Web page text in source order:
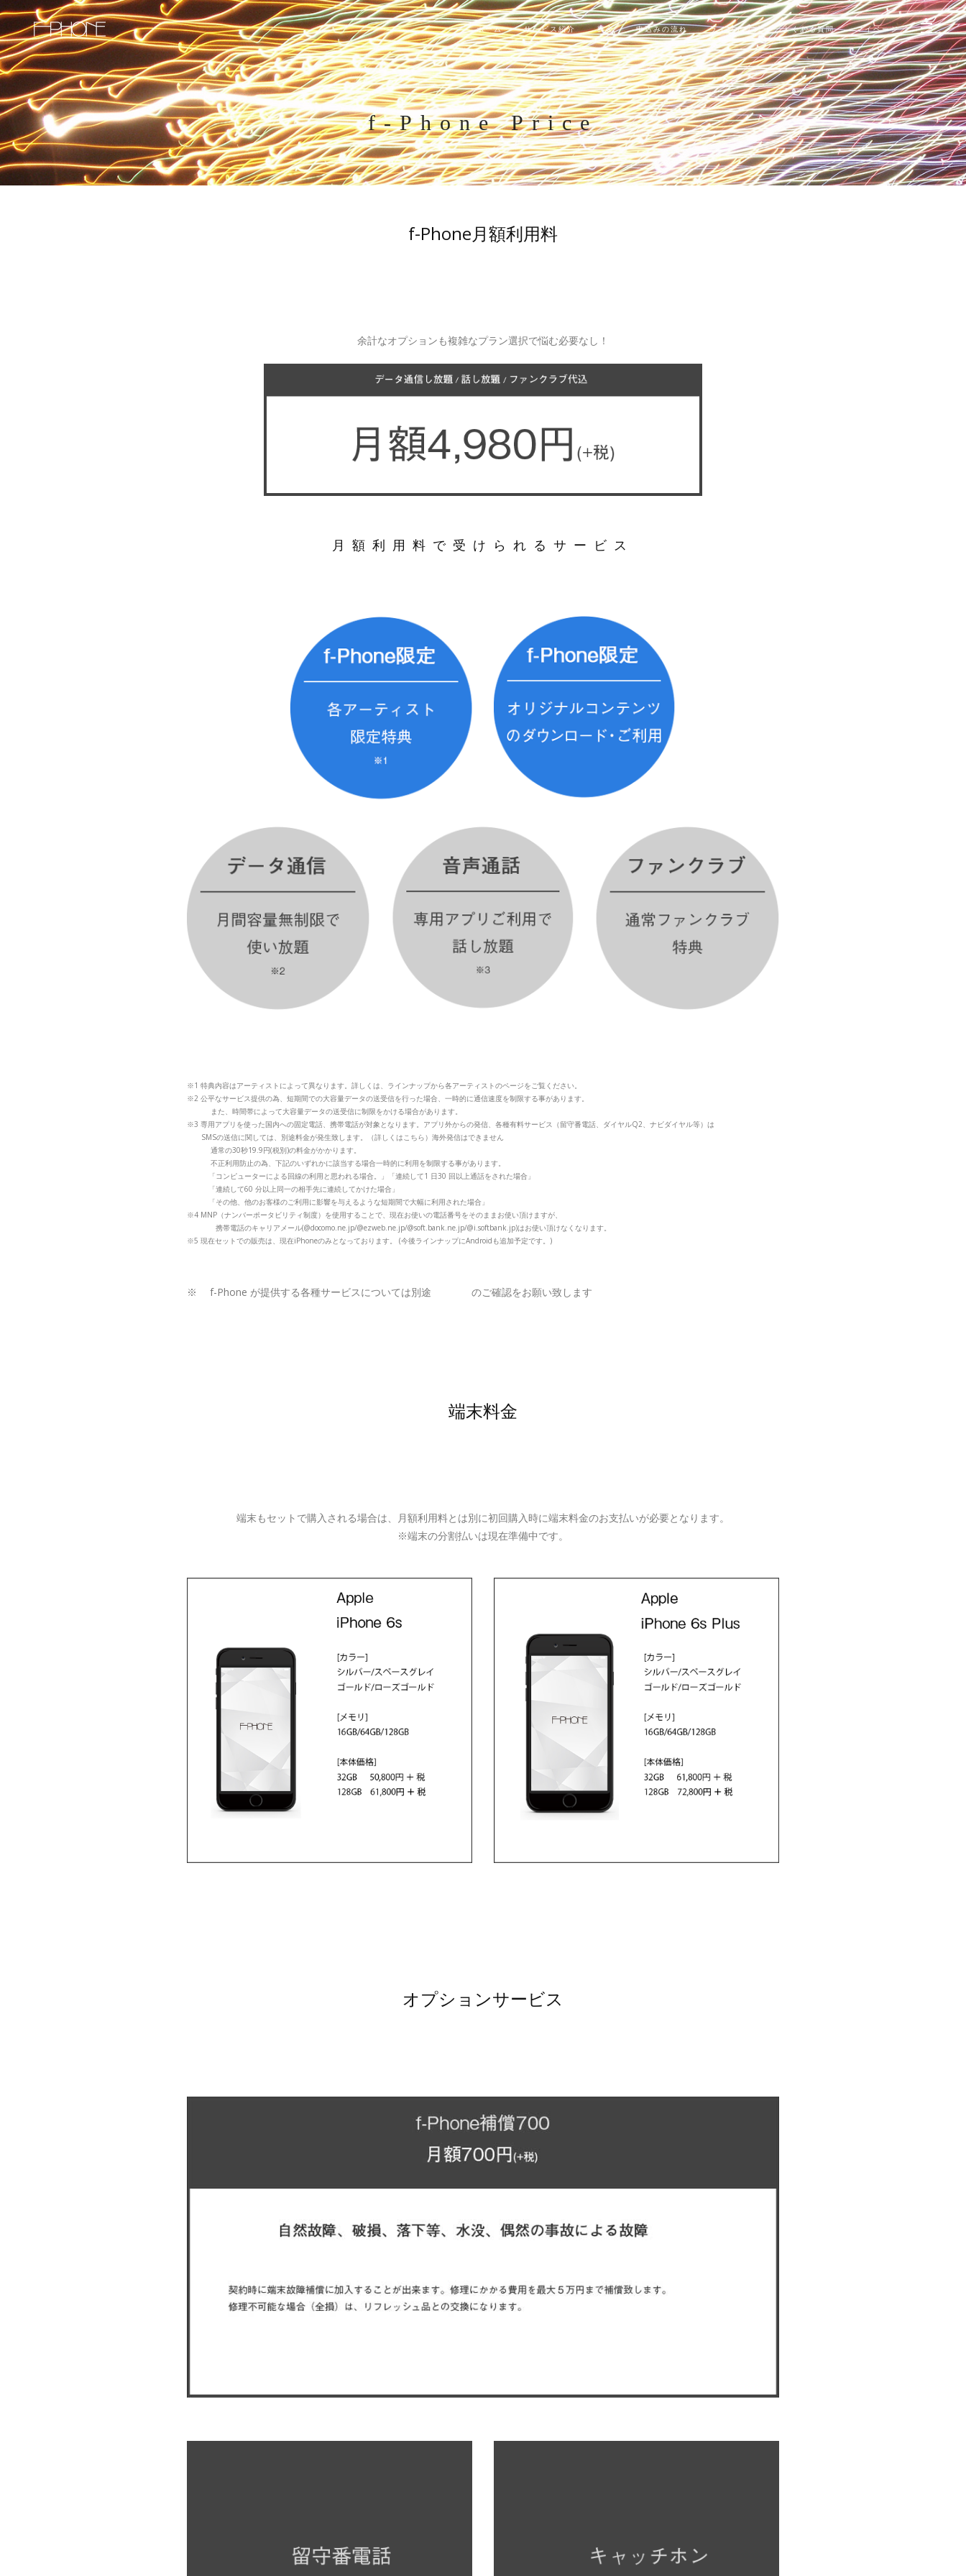
ホーム サービス紹介 料金 申込みの流れ ラインナップ よくある質問 マイページ
f-Phone Price
f-Phone月額利用料
余計なオプションも複雑なプラン選択で悩む必要なし！
月額利用料で受けられるサービス
※1 特典内容はアーティストによって異なります。詳しくは、ラインナップから各アーティストのページをご覧ください。
※2 公平なサービス提供の為、短期間での大容量データの送受信を行った場合、一時的に通信速度を制限する事があります。
また、時間帯によって大容量データの送受信に制限をかける場合があります。
※3 専用アプリを使った国内への固定電話、携帯電話が対象となります。アプリ外からの発信、各種有料サービス（留守番電話、ダイヤルQ2、ナビダイヤル等）は
SMSの送信に関しては、別途料金が発生致します。（詳しくはこちら）海外発信はできません
通常の30秒19.9円(税別)の料金がかかります。
不正利用防止の為、下記のいずれかに該当する場合一時的に利用を制限する事があります。
「コンピューターによる回線の利用と思われる場合。」「連続して1 日30 回以上通話をされた場合」
「連続して60 分以上同一の相手先に連続してかけた場合」
「その他、他のお客様のご利用に影響を与えるような短期間で大幅に利用された場合」
※4 MNP（ナンバーポータビリティ制度）を使用することで、現在お使いの電話番号をそのままお使い頂けますが、
携帯電話のキャリアメール(@docomo.ne.jp/@ezweb.ne.jp/@soft.bank.ne.jp/@i.softbank.jp)はお使い頂けなくなります。
※5 現在セットでの販売は、現在iPhoneのみとなっております。 (今後ラインナップにAndroidも追加予定です。)
※ f-Phone が提供する各種サービスについては別途 利用規約のご確認をお願い致します
端末料金
端末もセットで購入される場合は、月額利用料とは別に初回購入時に端末料金のお支払いが必要となります。
※端末の分割払いは現在準備中です。
オプションサービス